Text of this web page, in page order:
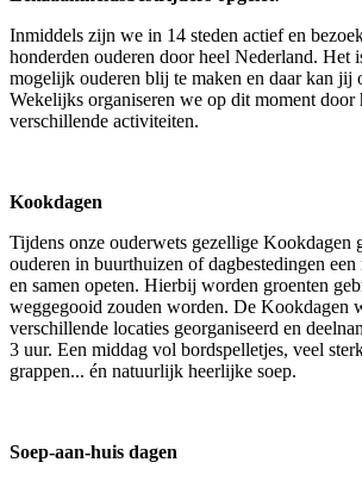
Inmiddels zijn we in 14 steden actief en
honderden ouderen door heel Nederland. Het
mogelijk ouderen blij te maken en daar kan jij
Wekelijks organiseren we op dit moment door
verschillende activiteiten.
Kookdagen
Tijdens onze ouderwets gezellige Kookdagen
ouderen in buurthuizen of dagbestedingen een
en samen opeten. Hierbij worden groenten
weggegooid zouden worden. De Kookdagen
verschillende locaties georganiseerd en
3 uur. Een middag vol bordspelletjes, veel
grappen... én natuurlijk heerlijke soep.
Soep-aan-huis dagen